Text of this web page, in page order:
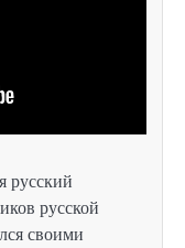
русский
русской
своими